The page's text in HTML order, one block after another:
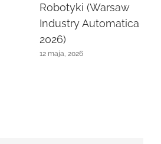
Robotyki (Warsaw
Industry Automatica
2026)
12 maja, 2026